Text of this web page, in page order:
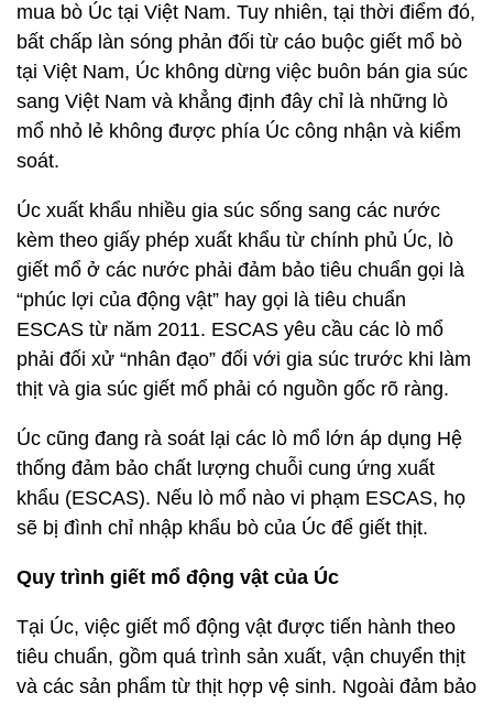
mua bò Úc tại Việt Nam. Tuy nhiên, tại thời điểm đó,
bất chấp làn sóng phản đối từ cáo buộc giết mổ bò
tại Việt Nam, Úc không dừng việc buôn bán gia súc
sang Việt Nam và khẳng định đây chỉ là những lò
mổ nhỏ lẻ không được phía Úc công nhận và kiểm
soát.
Úc xuất khẩu nhiều gia súc sống sang các nước
kèm theo giấy phép xuất khẩu từ chính phủ Úc, lò
giết mổ ở các nước phải đảm bảo tiêu chuẩn gọi là
“phúc lợi của động vật” hay gọi là tiêu chuẩn
ESCAS từ năm 2011. ESCAS yêu cầu các lò mổ
phải đối xử “nhân đạo” đối với gia súc trước khi làm
thịt và gia súc giết mổ phải có nguồn gốc rõ ràng.
Úc cũng đang rà soát lại các lò mổ lớn áp dụng Hệ
thống đảm bảo chất lượng chuỗi cung ứng xuất
khẩu (ESCAS). Nếu lò mổ nào vi phạm ESCAS, họ
sẽ bị đình chỉ nhập khẩu bò của Úc để giết thịt.
Quy trình giết mổ động vật của Úc
Tại Úc, việc giết mổ động vật được tiến hành theo
tiêu chuẩn, gồm quá trình sản xuất, vận chuyển thịt
và các sản phẩm từ thịt hợp vệ sinh. Ngoài đảm bảo